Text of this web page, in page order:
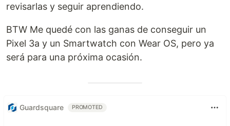
revisarlas y seguir aprendiendo.
BTW Me quedé con las ganas de conseguir un
Pixel 3a y un Smartwatch con Wear OS, pero ya
será para una próxima ocasión.
Guardsquare PROMOTED